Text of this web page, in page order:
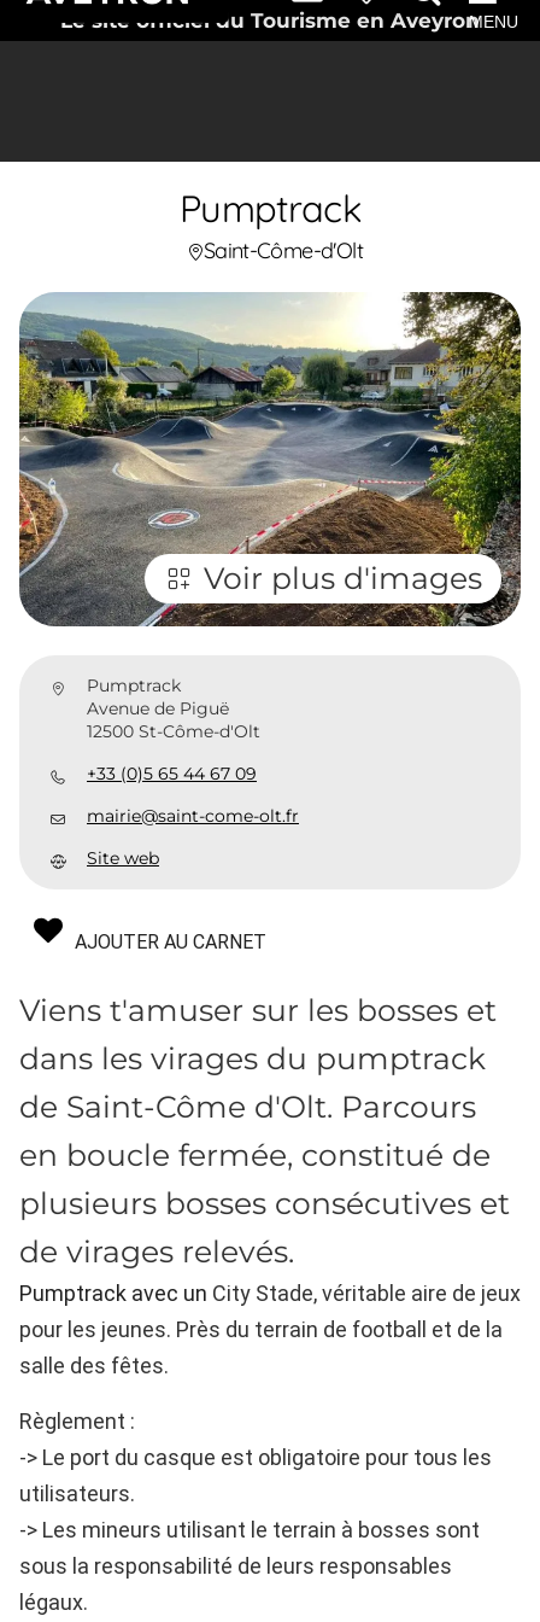
Le site officiel du Tourisme en AveyronMENU
Pumptrack
Saint-Côme-d'Olt
Voir plus d'images
Pumptrack
Avenue de Piguë
12500 St-Côme-d'Olt
+33 (0)5 65 44 67 09
mairie@saint-come-olt.fr
Site web
AJOUTER AU CARNET
Viens t'amuser sur les bosses et
dans les virages du pumptrack
de Saint-Côme d'Olt. Parcours
en boucle fermée, constitué de
plusieurs bosses consécutives et
de virages relevés.
Pumptrack avec un City Stade, véritable aire de jeux
pour les jeunes. Près du terrain de football et de la
salle des fêtes.
Règlement :
-> Le port du casque est obligatoire pour tous les
utilisateurs.
-> Les mineurs utilisant le terrain à bosses sont
sous la responsabilité de leurs responsables
légaux.